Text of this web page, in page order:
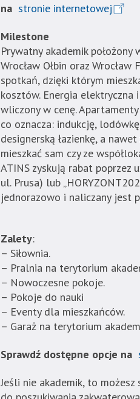
na stronie internetowej
Milestone
Prywatny akademik
Wrocław Ołbin oraz
spotkań, dzięki którym
kosztów. Energia
wliczony w cenę.
co oznacza: indukcję,
designerską łazienkę, a
mieszkać sam czy ze
ATINS zyskują rabat poprzez
ul. Prusa) lub
jednorazowo i naliczany jest
Zalety:
– Siłownia.
– Pralnia na terytorium
– Nowoczesne pokoje.
– Pokoje do nauki
– Eventy dla mieszkańców.
– Garaż na terytorium
Sprawdź dostępne opcje na
Jeśli nie akademik, to